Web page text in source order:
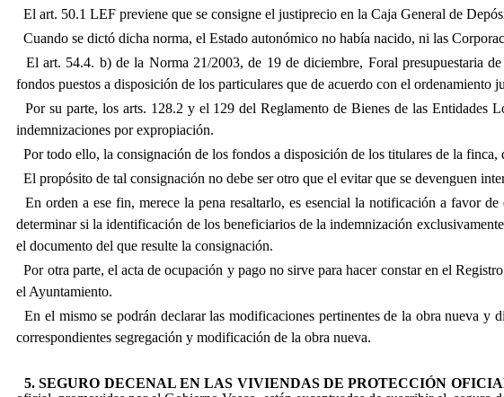
El art. 50.1 LEF previene que se consigne el justiprecio en la Caja General de
Cuando se dictó dicha norma, el Estado autonómico no había nacido, ni las
El art. 54.4. b) de la Norma 21/2003, de 19 de diciembre, Foral presupuestaria
fondos puestos a disposición de los particulares que de acuerdo con el
Por su parte, los arts. 128.2 y el 129 del Reglamento de Bienes de las Entidades
indemnizaciones por expropiación.
Por todo ello, la consignación de los fondos a disposición de los titulares de la
El propósito de tal consignación no debe ser otro que el evitar que se devenguen
En orden a ese fin, merece la pena resaltarlo, es esencial la notificación a favor
determinar si la identificación de los beneficiarios de la indemnización
el documento del que resulte la consignación.
Por otra parte, el acta de ocupación y pago no sirve para hacer constar en el
el Ayuntamiento.
En el mismo se podrán declarar las modificaciones pertinentes de la obra nueva
correspondientes segregación y modificación de la obra nueva.
5. SEGURO DECENAL EN LAS VIVIENDAS DE PROTECCIÓN